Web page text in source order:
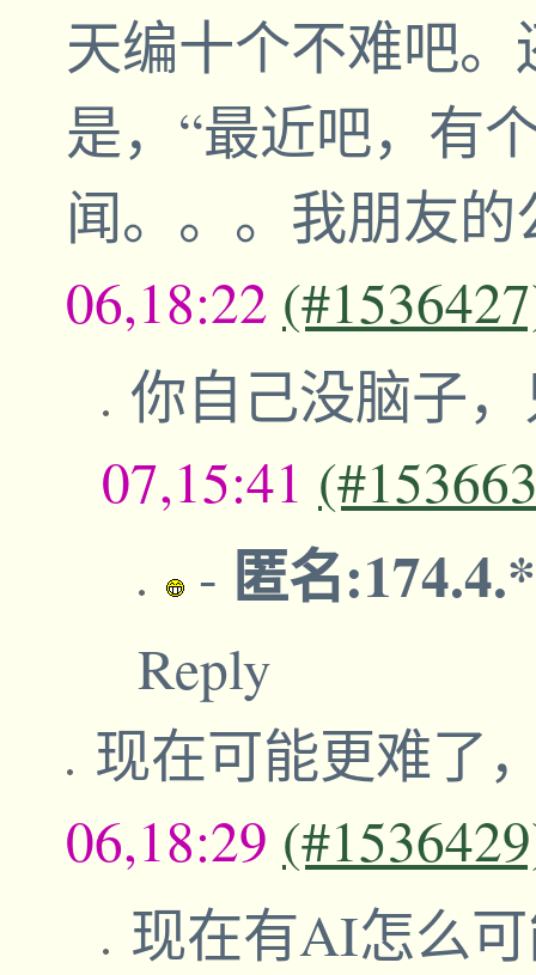
天编十个不难吧
是，“最近吧，有
闻。。。我朋友
06,18:22
你自己没脑子
07,15:41
- 匿名
Reply
现在可能更难了
06,18:29
现在有AI怎么